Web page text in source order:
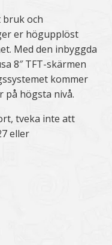
bruk och
er högupplöst
Med den inbyggda
8″ TFT-skärmen
kommer
högsta nivå.
tveka inte att
eller